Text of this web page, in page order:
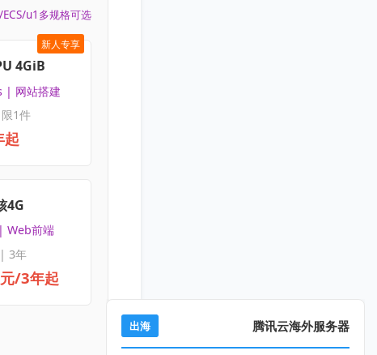
u1多规格可选
新人专享
4GiB
| 网站搭建
1件
4G
Web前端
3年
/3年起
出海 腾讯云海外服务器